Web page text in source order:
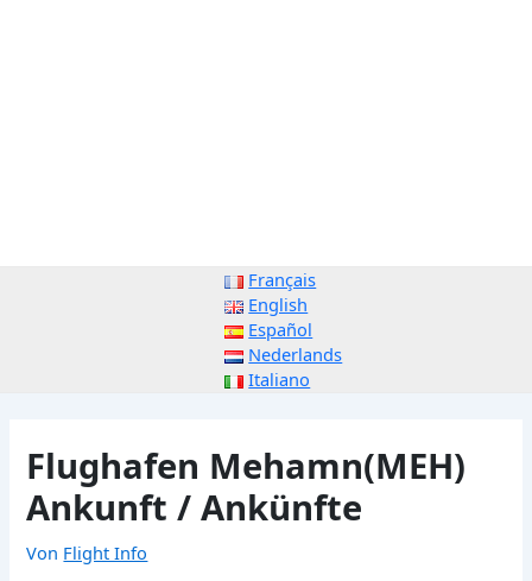
Français
English
Español
Nederlands
Italiano
Flughafen Mehamn(MEH)
Ankunft / Ankünfte
Von Flight Info